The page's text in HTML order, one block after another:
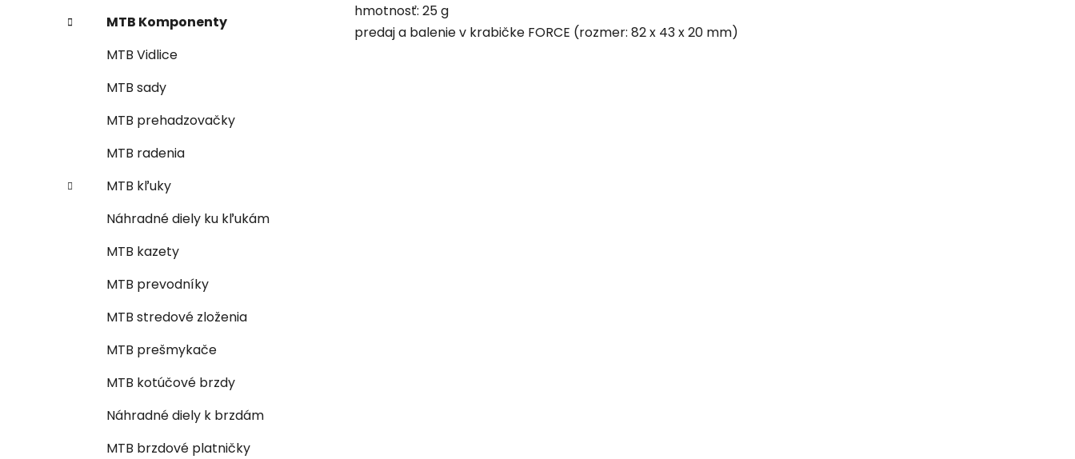
MTB Komponenty
MTB Vidlice
MTB sady
MTB prehadzovačky
MTB radenia
MTB kľuky
Náhradné diely ku kľukám
MTB kazety
MTB prevodníky
MTB stredové zloženia
MTB prešmykače
MTB kotúčové brzdy
Náhradné diely k brzdám
MTB brzdové platničky
hmotnosť: 25 g
predaj a balenie v krabičke FORCE (rozmer: 82 x 43 x 20 mm)